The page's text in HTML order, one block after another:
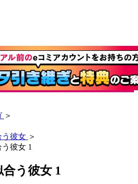
＞
う彼女 ＞
彼女 1
う彼女 1